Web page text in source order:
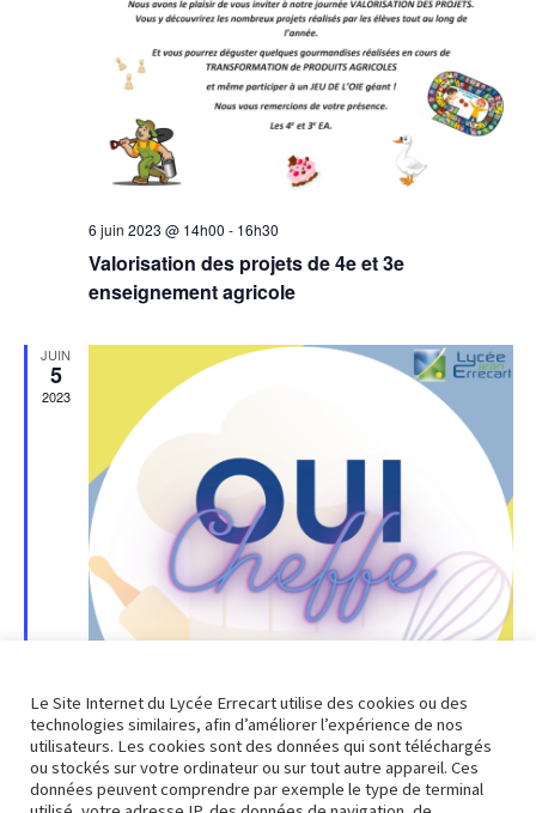
6 juin 2023 @ 14h00 - 16h30
Valorisation des projets de 4e et 3e
enseignement agricole
JUIN
5
2023
M
5 juin 2023
Le Site Internet du Lycée Errecart utilise des cookies ou des
technologies similaires, afin d’améliorer l’expérience de nos
utilisateurs. Les cookies sont des données qui sont téléchargés
ou stockés sur votre ordinateur ou sur tout autre appareil. Ces
données peuvent comprendre par exemple le type de terminal